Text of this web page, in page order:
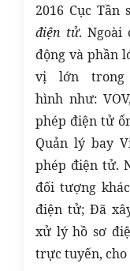
2016 Cục Tần
điện tử. Ngoài
động và phần
vị lớn trong
hình như:
phép điện tử
Quản lý bay
phép điện tử.
đối tượng
điện tử; Đã
xử lý hồ sơ
trực tuyến,